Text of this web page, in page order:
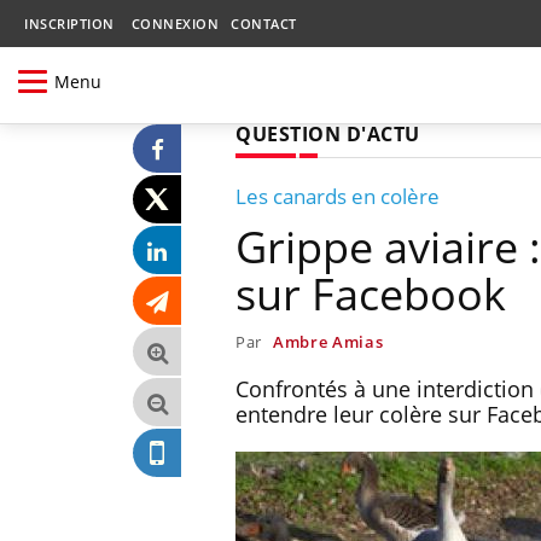
INSCRIPTION CONNEXION CONTACT
Menu
QUESTION D'ACTU
Les canards en colère
Grippe aviaire
sur Facebook
Par Ambre Amias
Confrontés à une
entendre leur colère sur